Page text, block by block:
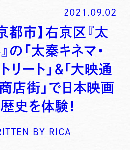
2021.09.02
京都市】右京区『太
の「太秦キネマ・
リート」＆「大映通
店街」で日本映画
史を体験！
BY RICA